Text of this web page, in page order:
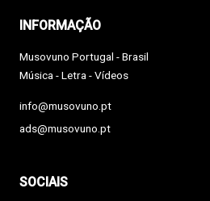
INFORMAÇÃO
Musovuno Portugal - Brasil
Música - Letra - Vídeos
info@musovuno.pt
ads@musovuno.pt
SOCIAIS